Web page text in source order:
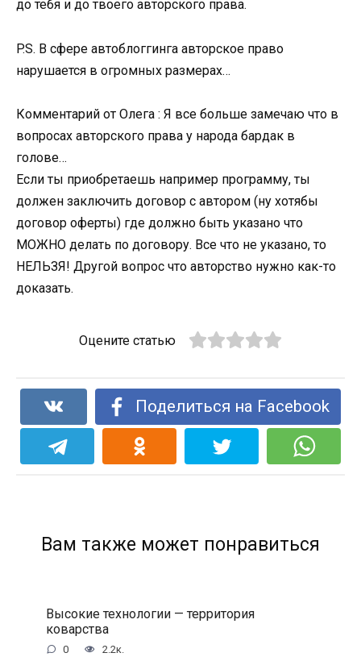
до тебя и до твоего авторского права.
P.S. В сфере автоблоггинга авторское право
нарушается в огромных размерах…
Комментарий от Олега : Я все больше замечаю что в
вопросах авторского права у народа бардак в
голове…
Если ты приобретаешь например программу, ты
должен заключить договор с автором (ну хотябы
договор оферты) где должно быть указано что
МОЖНО делать по договору. Все что не указано, то
НЕЛЬЗЯ! Другой вопрос что авторство нужно как-то
доказать.
Оцените статью
Поделиться на Facebook
Вам также может понравиться
Высокие технологии — территория
коварства
0 2.2к.